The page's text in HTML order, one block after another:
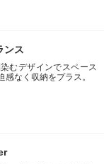
ンス
むデザインでスペース
なく収納をプラス。